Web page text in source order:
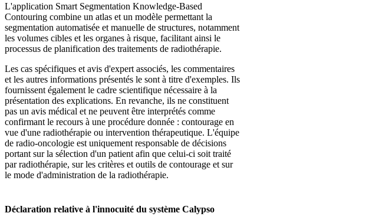
L'application Smart Segmentation Knowledge-Based
Contouring combine un atlas et un modèle permettant la
segmentation automatisée et manuelle de structures, notamment
les volumes cibles et les organes à risque, facilitant ainsi le
processus de planification des traitements de radiothérapie.
Les cas spécifiques et avis d'expert associés, les commentaires
et les autres informations présentés le sont à titre d'exemples. Ils
fournissent également le cadre scientifique nécessaire à la
présentation des explications. En revanche, ils ne constituent
pas un avis médical et ne peuvent être interprétés comme
confirmant le recours à une procédure donnée : contourage en
vue d'une radiothérapie ou intervention thérapeutique. L'équipe
de radio-oncologie est uniquement responsable de décisions
portant sur la sélection d'un patient afin que celui-ci soit traité
par radiothérapie, sur les critères et outils de contourage et sur
le mode d'administration de la radiothérapie.
Déclaration relative à l'innocuité du système Calypso